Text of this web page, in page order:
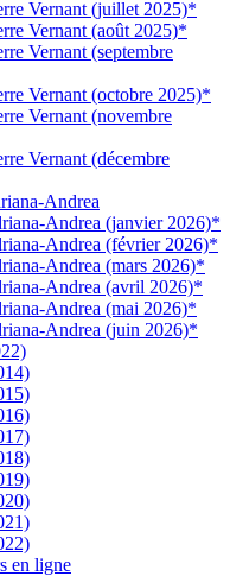
Vernant (juillet 2025)*
Vernant (août 2025)*
Vernant (septembre
Vernant (octobre 2025)*
Vernant (novembre
Vernant (décembre
Andrea
Andrea (janvier 2026)*
Andrea (février 2026)*
Andrea (mars 2026)*
Andrea (avril 2026)*
Andrea (mai 2026)*
Andrea (juin 2026)*
en ligne